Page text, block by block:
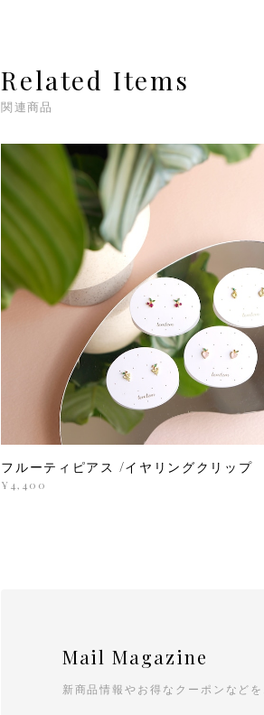
Related Items
関連商品
フルーティピアス /イヤリングクリップ
¥4,400
Mail Magazine
新商品情報やお得なクーポンなど